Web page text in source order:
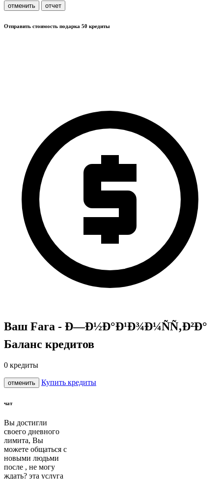
отменить отчет
Отправить стоимость подарка 50 кредиты
Ваш Fara - Ð—Ð½Ð°Ð¹Ð¾Ð¼ÑÑ‚Ð²Ð°
Баланс кредитов
0 кредиты
отменить Купить кредиты
чат
Вы достигли
своего дневного
лимита, Вы
можете общаться с
новыми людьми
после , не могу
ждать? эта услуга